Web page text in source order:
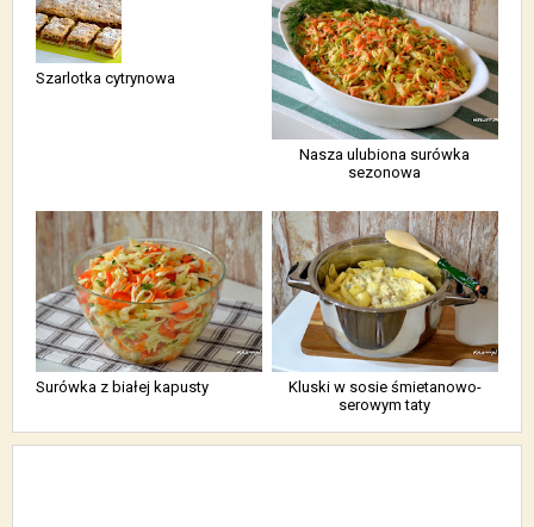
Szarlotka cytrynowa
Nasza ulubiona surówka
sezonowa
Surówka z białej kapusty
Kluski w sosie śmietanowo-
serowym taty